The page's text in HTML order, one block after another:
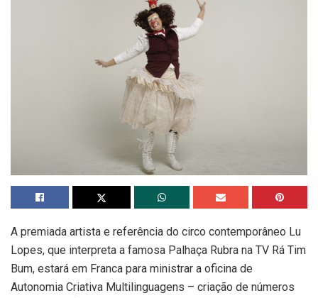
A premiada artista e referência do circo contemporâneo Lu
Lopes, que interpreta a famosa Palhaça Rubra na TV Rá Tim
Bum, estará em Franca para ministrar a oficina de
Autonomia Criativa Multilinguagens – criação de números